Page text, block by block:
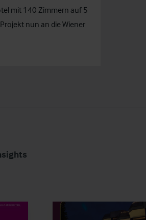
mit 140 Zimmern auf 5
nun an die Wiener